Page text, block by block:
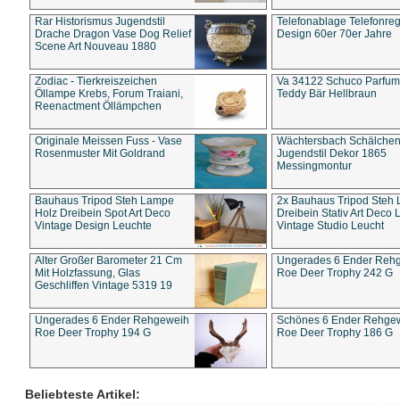
Rar Historismus Jugendstil
Drache Dragon Vase Dog Relief
Scene Art Nouveau 1880
Telefonablage
Design 60er 70er Jahre
Zodiac - Tierkreiszeichen
Öllampe Krebs, Forum Traiani,
Reenactment Öllämpchen
Va 34122 Schuco
Teddy Bär Hellbraun
Originale Meissen Fuss - Vase
Rosenmuster Mit Goldrand
Wächtersbach Schälchen
Jugendstil Dekor 1865
Messingmontur
Bauhaus Tripod Steh Lampe
Holz Dreibein Spot Art Deco
Vintage Design Leuchte
2x Bauhaus Tripod Steh
Dreibein Stativ Art Deco
Vintage Studio Leucht
Alter Großer Barometer 21 Cm
Mit Holzfassung, Glas
Geschliffen Vintage 5319 19
Ungerades 6 Ender
Roe Deer Trophy 242 G
Ungerades 6 Ender Rehgeweih
Roe Deer Trophy 194 G
Schönes 6 Ender
Roe Deer Trophy 186 G
Beliebteste Artikel: